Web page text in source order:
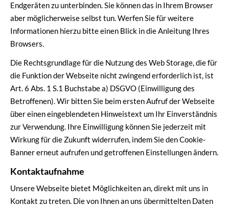
Endgeräten zu unterbinden. Sie können das in Ihrem Browser
aber möglicherweise selbst tun. Werfen Sie für weitere
Informationen hierzu bitte einen Blick in die Anleitung Ihres
Browsers.
Die Rechtsgrundlage für die Nutzung des Web Storage, die für
die Funktion der Webseite nicht zwingend erforderlich ist, ist
Art. 6 Abs. 1 S.1 Buchstabe a) DSGVO (Einwilligung des
Betroffenen). Wir bitten Sie beim ersten Aufruf der Webseite
über einen eingeblendeten Hinweistext um Ihr Einverständnis
zur Verwendung. Ihre Einwilligung können Sie jederzeit mit
Wirkung für die Zukunft widerrufen, indem Sie den Cookie-
Banner erneut aufrufen und getroffenen Einstellungen ändern.
Kontaktaufnahme
Unsere Webseite bietet Möglichkeiten an, direkt mit uns in
Kontakt zu treten. Die von Ihnen an uns übermittelten Daten